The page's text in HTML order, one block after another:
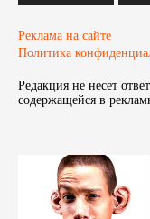
Реклама на сайте
Политика
Редакция не несет
содержащейся в